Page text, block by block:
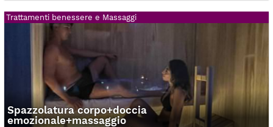
Trattamenti benessere e Massaggi
Spazzolatura corpo+doccia
emozionale+massaggio